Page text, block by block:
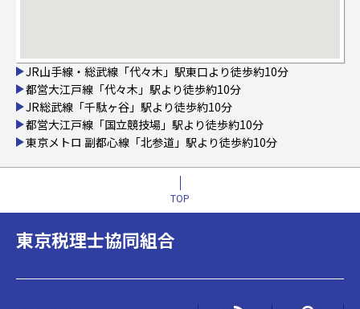
JR山手線・総武線「代々木」駅東口より徒歩約10分
都営大江戸線「代々木」駅より徒歩約10分
JR総武線「千駄ヶ谷」駅より徒歩約10分
都営大江戸線「国立競技場」駅より徒歩約10分
東京メトロ 副都心線「北参道」駅より徒歩約10分
TOP
東京税理士協同組合